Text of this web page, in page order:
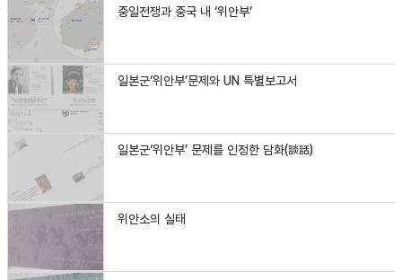
중일전쟁과 중국 내 ‘위안부’
일본군‘위안부’문제와 UN 특별보고서
일본군‘위안부’ 문제를 인정한 담화(談話)
위안소의 실태